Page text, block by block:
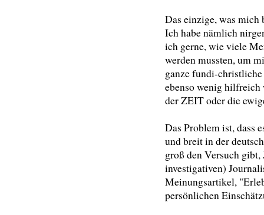
Das einzige, was mich
Ich habe nämlich
ich gerne, wie viele
werden mussten, um
ganze fundi-
ebenso wenig
der ZEIT oder die
Das Problem ist, dass
und breit in der
groß den Versuch
investigativen)
Meinungsartikel,
persönlichen